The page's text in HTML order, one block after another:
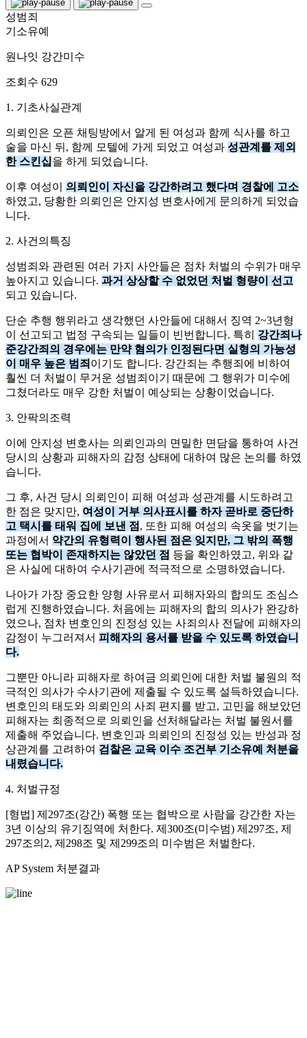
성범죄
기소유예
원나잇 강간미수
조회수 629
1. 기초사실관계
의뢰인은 오픈 채팅방에서 알게 된 여성과 함께 식사를 하고
술을 마신 뒤, 함께 모텔에 가게 되었고 여성과 성관계를 제외
한 스킨십을 하게 되었습니다.
이후 여성이 의뢰인이 자신을 강간하려고 했다며 경찰에 고소
하였고, 당황한 의뢰인은 안지성 변호사에게 문의하게 되었습
니다.
2. 사건의특징
성범죄와 관련된 여러 가지 사안들은 점차 처벌의 수위가 매우
높아지고 있습니다. 과거 상상할 수 없었던 처벌 형량이 선고
되고 있습니다.
단순 추행 행위라고 생각했던 사안들에 대해서 징역 2~3년형
이 선고되고 법정 구속되는 일들이 빈번합니다. 특히 강간죄나
준강간죄의 경우에는 만약 혐의가 인정된다면 실형의 가능성
이 매우 높은 범죄 이기도 합니다. 강간죄는 추행죄에 비하여
훨씬 더 처벌이 무거운 성범죄이기 때문에 그 행위가 미수에
그쳤더라도 매우 강한 처벌이 예상되는 상황이었습니다.
3. 안팍의조력
이에 안지성 변호사는 의뢰인과의 면밀한 면담을 통하여 사건
당시의 상황과 피해자의 감정 상태에 대하여 많은 논의를 하였
습니다.
그 후, 사건 당시 의뢰인이 피해 여성과 성관계를 시도하려고
한 점은 맞지만, 여성이 거부 의사표시를 하자 곧바로 중단하
고 택시를 태워 집에 보낸 점 , 또한 피해 여성의 속옷을 벗기는
과정에서 약간의 유형력이 행사된 점은 잊지만, 그 밖의 폭행
또는 협박이 존재하지는 않았던 점 등을 확인하였고, 위와 같
은 사실에 대하여 수사기관에 적극적으로 소명하였습니다.
나아가 가장 중요한 양형 사유로서 피해자와의 합의도 조심스
럽게 진행하였습니다. 처음에는 피해자의 합의 의사가 완강하
였으나, 점차 변호인의 진정성 있는 사죄의사 전달에 피해자의
감정이 누그러져서 피해자의 용서를 받을 수 있도록 하였습니
다.
그뿐만 아니라 피해자로 하여금 의뢰인에 대한 처벌 불원의 적
극적인 의사가 수사기관에 제출될 수 있도록 설득하였습니다.
변호인의 태도와 의뢰인의 사죄 편지를 받고, 고민을 해보았던
피해자는 최종적으로 의뢰인을 선처해달라는 처벌 불원서를
제출해 주었습니다. 변호인과 의뢰인의 진정성 있는 반성과 정
상관계를 고려하여 검찰은 교육 이수 조건부 기소유예 처분을
내렸습니다.
4. 처벌규정
[형법] 제297조(강간) 폭행 또는 협박으로 사람을 강간한 자는
3년 이상의 유기징역에 처한다. 제300조(미수범) 제297조, 제
297조의2, 제298조 및 제299조의 미수범은 처벌한다.
AP System 처분결과